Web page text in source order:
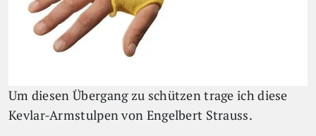
Um diesen Übergang zu schützen trage ich diese
Kevlar-Armstulpen von Engelbert Strauss.